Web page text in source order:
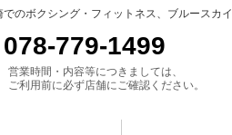
のボクシング・フィットネス、ブルースカイ
078-779-1499
営業時間・内容等につきましては、
ご利用前に必ず店舗にご確認ください。